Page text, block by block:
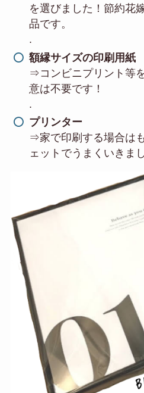
を選びました！節約花
品です。
.
額縁サイズの印刷用紙
⇒コンビニプリント等
意は不要です！
.
プリンター
⇒家で印刷する場合は
ェットでうまくいきま